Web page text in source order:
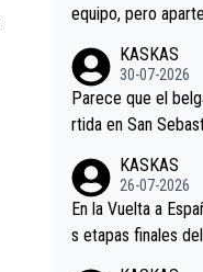
equipo, pero
es.La única buena
ebastian.Si en la
ener alguna
KASKAS
30-07-2026
Parece que el
rtida en San
KASKAS
26-07-2026
En la Vuelta a
s etapas finales